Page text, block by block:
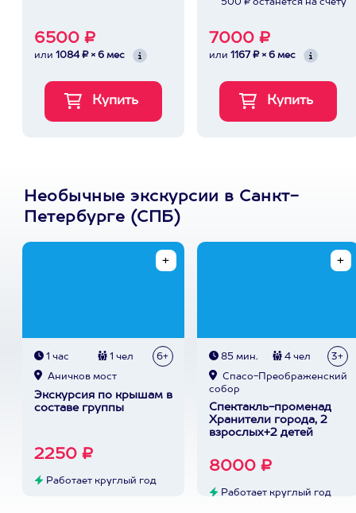
6500 ₽
или 1084 ₽ × 6 мес
500 ₽ останется на счету
7000 ₽
или 1167 ₽ × 6 мес
Необычные экскурсии в Санкт-
Петербурге (СПБ)
1 час 1 чел 6+
Аничков мост
Экскурсия по крышам в
составе группы
2250 ₽
Работает круглый год
85 мин. 4 чел 3+
Спасо-Преображенский
собор
Спектакль-променад
Хранители города, 2
взрослых+2 детей
8000 ₽
Работает круглый год